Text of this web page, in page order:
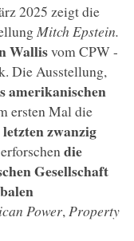
2025 zeigt die
Mitch Epstein.
Wallisvom CPW -
Die Ausstellung,
amerikanischen
ersten Mal die
zwanzig
die
Gesellschaft
Power, Property